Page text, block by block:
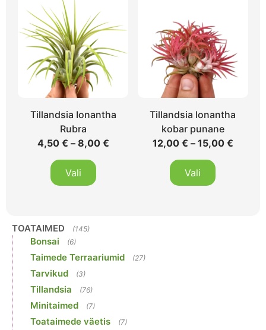
Tillandsia Ionantha
Rubra
4,50 € – 8,00 €
Vali
Tillandsia Ionantha
kobar punane
12,00 € – 15,00 €
Vali
TOATAIMED (145)
Bonsai (6)
Taimede Terraariumid (27)
Tarvikud (3)
Tillandsia (76)
Minitaimed (7)
Toataimede väetis (7)